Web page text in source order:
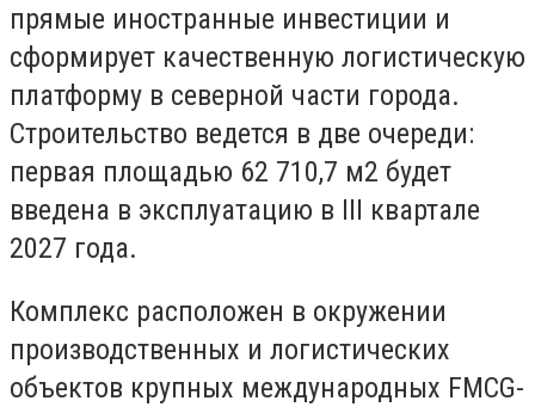
прямые иностранные инвестиции и
сформирует качественную логистическую
платформу в северной части города.
Строительство ведется в две очереди:
первая площадью 62 710,7 м2 будет
введена в эксплуатацию в III квартале
2027 года.
Комплекс расположен в окружении
производственных и логистических
объектов крупных международных FMCG-